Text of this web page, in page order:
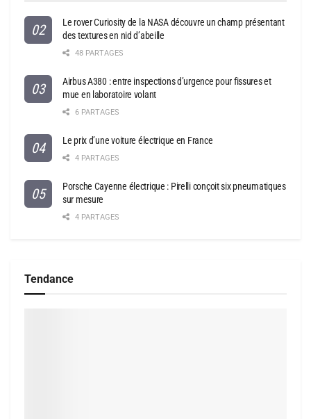
Le rover Curiosity de la NASA découvre un champ présentant
des textures en nid d’abeille
48 PARTAGES
Airbus A380 : entre inspections d’urgence pour fissures et
mue en laboratoire volant
6 PARTAGES
Le prix d’une voiture électrique en France
4 PARTAGES
Porsche Cayenne électrique : Pirelli conçoit six pneumatiques
sur mesure
4 PARTAGES
Tendance